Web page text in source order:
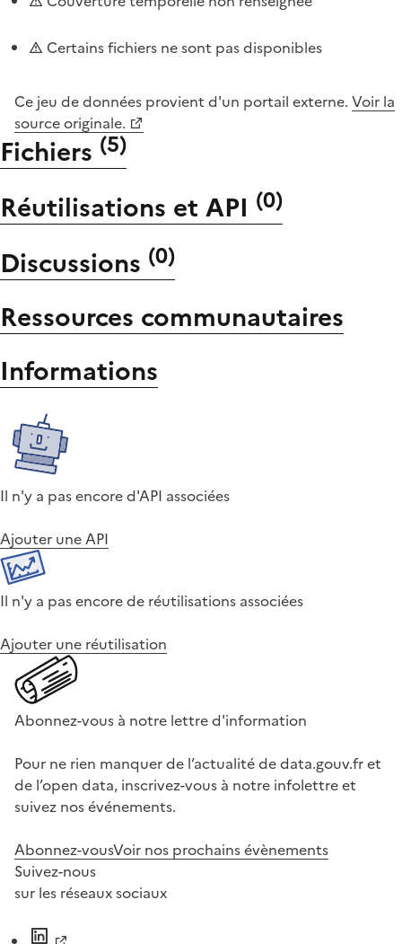
Certains fichiers ne sont pas disponibles
Ce jeu de données provient d'un portail externe. Voir la
source originale.
Fichiers (5)
Réutilisations et API (0)
Discussions (0)
Ressources communautaires
Informations
Il n'y a pas encore d'API associées
Ajouter une API
Il n'y a pas encore de réutilisations associées
Ajouter une réutilisation
Abonnez-vous à notre lettre d'information
Pour ne rien manquer de l’actualité de data.gouv.fr et
de l’open data, inscrivez-vous à notre infolettre et
suivez nos événements.
Abonnez-vousVoir nos prochains évènements
Suivez-nous
sur les réseaux sociaux